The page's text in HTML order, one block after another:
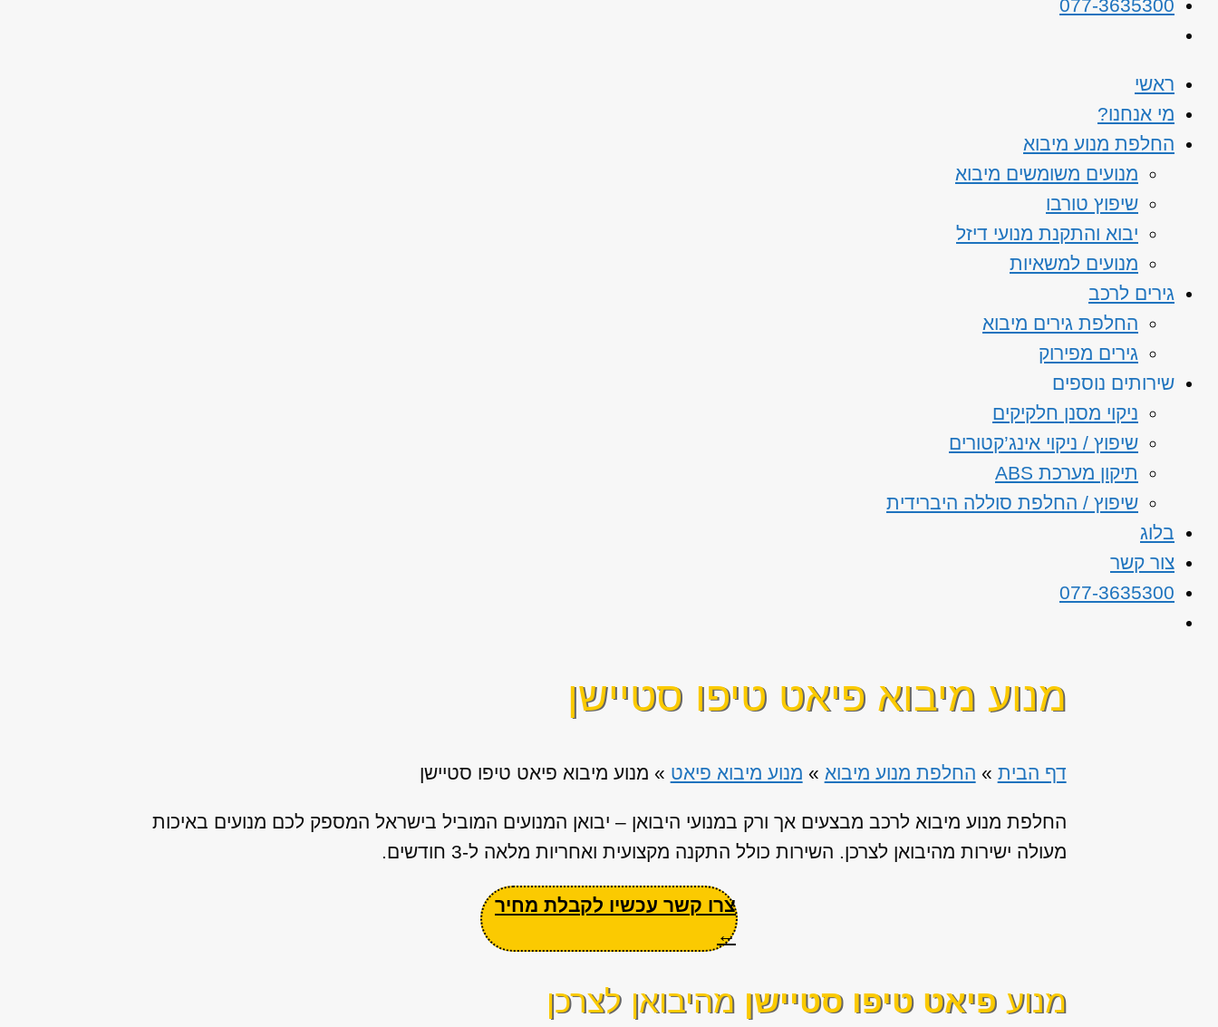
077-3635300
ראשי
מי אנחנו?
החלפת מנוע מיבוא
מנועים משומשים מיבוא
שיפוץ טורבו
יבוא והתקנת מנועי דיזל
מנועים למשאיות
גירים לרכב
החלפת גירים מיבוא
גירים מפירוק
שירותים נוספים
ניקוי מסנן חלקיקים
שיפוץ / ניקוי אינג’קטורים
תיקון מערכת ABS
שיפוץ / החלפת סוללה היברידית
בלוג
צור קשר
077-3635300
מנוע מיבוא פיאט טיפו סטיישן
דף הבית » החלפת מנוע מיבוא » מנוע מיבוא פיאט » מנוע מיבוא פיאט טיפו סטיישן
החלפת מנוע מיבוא לרכב מבצעים אך ורק במנועי היבואן – יבואן המנועים המוביל בישראל המספק לכם מנועים באיכות
מעולה ישירות מהיבואן לצרכן. השירות כולל התקנה מקצועית ואחריות מלאה ל-3 חודשים.
צרו קשר עכשיו לקבלת מחיר
←
מנועפיאט טיפו סטיישןמהיבואן לצרכן